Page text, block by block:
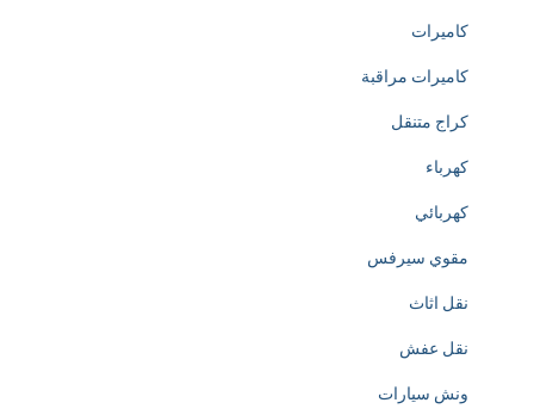
h
p
s
w
كاميرات
كاميرات مراقبة
كراج متنقل
كهرباء
كهربائي
مقوي سيرفس
نقل اثاث
نقل عفش
ونش سيارات